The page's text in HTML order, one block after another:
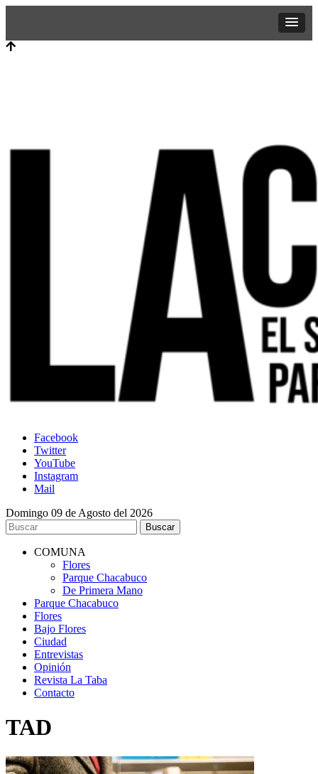
Facebook
Twitter
YouTube
Instagram
Mail
Domingo 09 de Agosto del 2026
COMUNA
Flores
Parque Chacabuco
De Primera Mano
Parque Chacabuco
Flores
Bajo Flores
Ciudad
Entrevistas
Opinión
Revista La Taba
Contacto
TAD